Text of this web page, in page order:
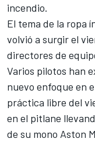
incendio.
El tema de la ropa
volvió a surgir el
directores de
Varios pilotos han
nuevo enfoque en
práctica libre del
en el pitlane
de su mono Aston